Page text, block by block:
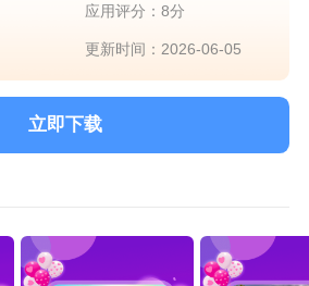
应用评分：8分
更新时间：2026-06-05
立即下载